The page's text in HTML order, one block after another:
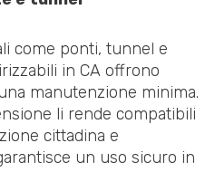
come ponti, tunnel e
in CA offrono
manutenzione minima.
li rende compatibili
cittadina e
un uso sicuro in